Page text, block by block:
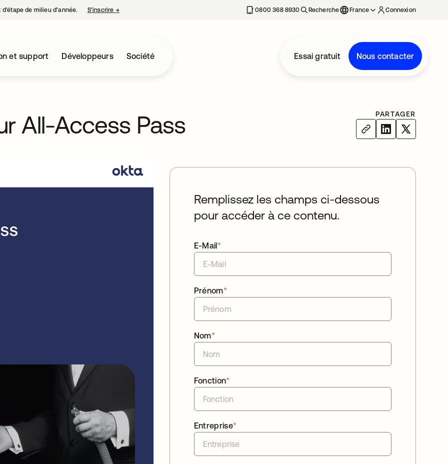
de milieu d’année. S’inscrire →s’ouvre dans un nouvel onglet 0800 368 8930 Recherche France Connexion
et support Développeurs Société Essai gratuit Nous contacter
All-Access Pass PARTAGER
Remplissez les champs ci-dessous
pour accéder à ce contenu.
*
E-Mail
*
Prénom
*
Nom
*
Fonction
*
Entreprise